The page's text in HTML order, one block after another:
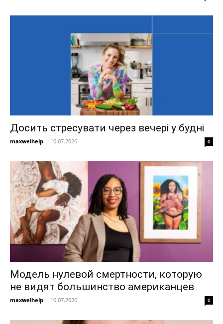
Досить стресувати через вечері у будні
maxwelhelp - 10.07.2026 0
Модель нулевой смертности, которую
не видят большинство американцев
maxwelhelp - 10.07.2026 0